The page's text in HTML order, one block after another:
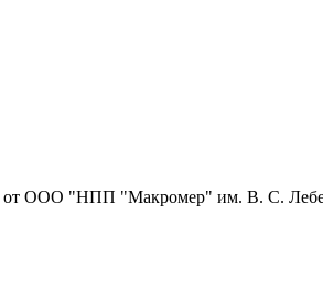
от ООО "НПП "Макромер" им. В. С.